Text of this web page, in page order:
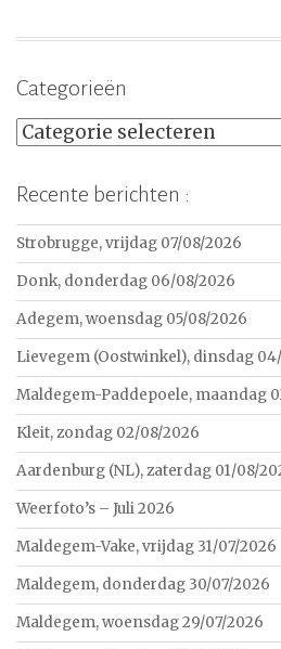
Categorieën
Categorieën
Recente berichten :
Strobrugge, vrijdag 07/08/2026
Donk, donderdag 06/08/2026
Adegem, woensdag 05/08/2026
Lievegem (Oostwinkel), dinsdag
Maldegem-Paddepoele, maandag
Kleit, zondag 02/08/2026
Aardenburg (NL), zaterdag 01/08/
Weerfoto’s – Juli 2026
Maldegem-Vake, vrijdag 31/07/2026
Maldegem, donderdag 30/07/2026
Maldegem, woensdag 29/07/2026